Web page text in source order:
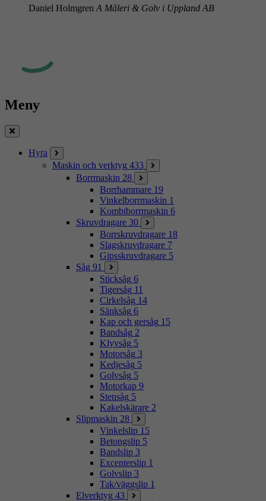
Daniel Holmgren A Måleri & Golv i Uppland AB
Meny
Stäng
Hyra
Maskin och verktyg 433
Borrmaskin 28
Borrhammare 19
Vinkelborrmaskin 1
Kombiborrmaskin 6
Skruvdragare 30
Borrskruvdragare 18
Slagskruvdragare 7
Gipsskruvdragare 5
Såg 91
Sticksåg 6
Tigersåg 11
Cirkelsåg 14
Sänksåg 6
Kap och gersåg 15
Bandsåg 2
Klyvsåg 5
Motorsåg 3
Kedjesåg 5
Golvsåg 5
Motorkap 9
Stensåg 5
Kakelskärare 2
Slipmaskin 28
Vinkelslip 15
Betongslip 5
Bandslip 3
Excenterslip 1
Golvslip 3
Tak/väggslip 1
Elverktyg 43